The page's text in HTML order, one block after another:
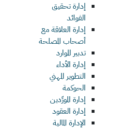
إدارة تحقيق
الفوائد
إدارة العلاقة مع
أصحاب المصلحة
تدبير الموارد
إدارة الأداء
التطوير المهني
الحوكمة
إدارة المورِّدين
إدارة العقود
الإدارة المالية